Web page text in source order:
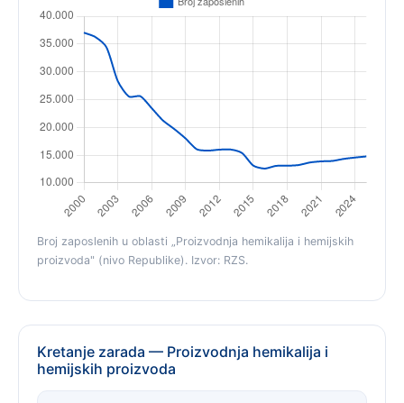
Broj zaposlenih u oblasti „Proizvodnja hemikalija i hemijskih
proizvoda" (nivo Republike). Izvor: RZS.
Kretanje zarada — Proizvodnja hemikalija i
hemijskih proizvoda